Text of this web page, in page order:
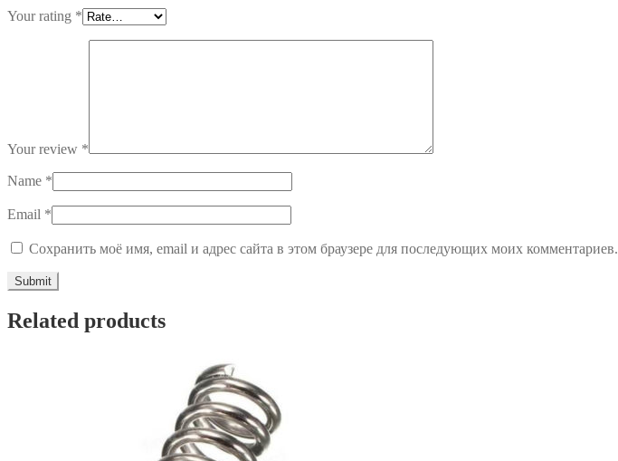
Your rating *
Your review *
Name *
Email *
Сохранить моё имя, email и адрес сайта в этом браузере для последующих моих комментариев.
Related products